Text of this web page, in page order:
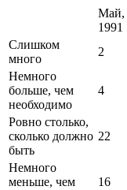
Май,
1991
Слишком
много
2
Немного
больше, чем
необходимо
4
Ровно столько,
сколько должно
быть
22
Немного
меньше, чем
16